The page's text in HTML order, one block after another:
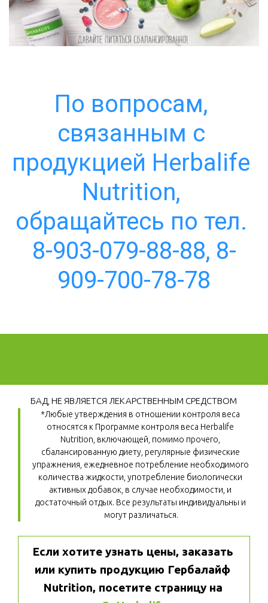
По вопросам,
связанным с
продукцией Herbalife
Nutrition,
обращайтесь по тел.
8-903-079-88-88, 8-
909-700-78-78
БАД, НЕ ЯВЛЯЕТСЯ ЛЕКАРСТВЕННЫМ СРЕДСТВОМ
*Любые утверждения в отношении контроля веса
относятся к Программе контроля веса Herbalife
Nutrition, включающей, помимо прочего,
сбалансированную диету, регулярные физические
упражнения, ежедневное потребление необходимого
количества жидкости, употребление биологически
активных добавок, в случае необходимости, и
достаточный отдых. Все результаты индивидуальны и
могут различаться.
Если хотите узнать цены, заказать
или купить продукцию Гербалайф